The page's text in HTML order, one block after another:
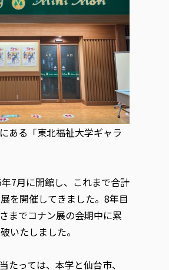
ンゼミⅠ）について
（テキスト等）
ク集）
測定結果（国見キャンパス）
第172条の2に基づく情報公開
報の公表
画履行状況報告書
社会福祉学専攻 修士課程
会福祉学専攻 博士課程
祉心理学専攻 修士課程
学専攻 修士課程
祉学研究科 社会福祉学専攻 修士課程
祉学研究科 福祉心理学専攻 修士課程
部・大学院）
ンゼミⅠ）
福祉学部のみ履修可能）
リア教育
案内
ついて
インターンシップ検索サイト（キャリタス
援体制
情報提供へのご協力のお願い
ー
国際交流の活動
活動
紹介
の皆様へ
要・リポジトリ
・リポジトリ
教職センター特別支援教育研究年報一覧
年報
ポジトリ
予防及びデジタルデバイド解消に向けた
ジュラー車いす開発
携 ～ 「行学一如」の実践
携活動
活動
み
活動報告書
える／備える』次世代塾」
事業
活動
講座
の主な協定
講座
研究セミナー
室
ム
法人
ついて
利用
会
システム
ある「東北福祉大学ギャラ
7月に開館し、これまで合計
を開催してきました。8年目
までコナン展の会期中に累
いたしました。
たっては、本学と仙台市、